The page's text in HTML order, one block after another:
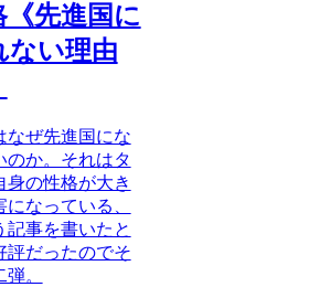
《先進国に
ない理由
なぜ先進国にな
のか。それはタ
身の性格が大き
になっている、
記事を書いたと
評だったのでそ
。